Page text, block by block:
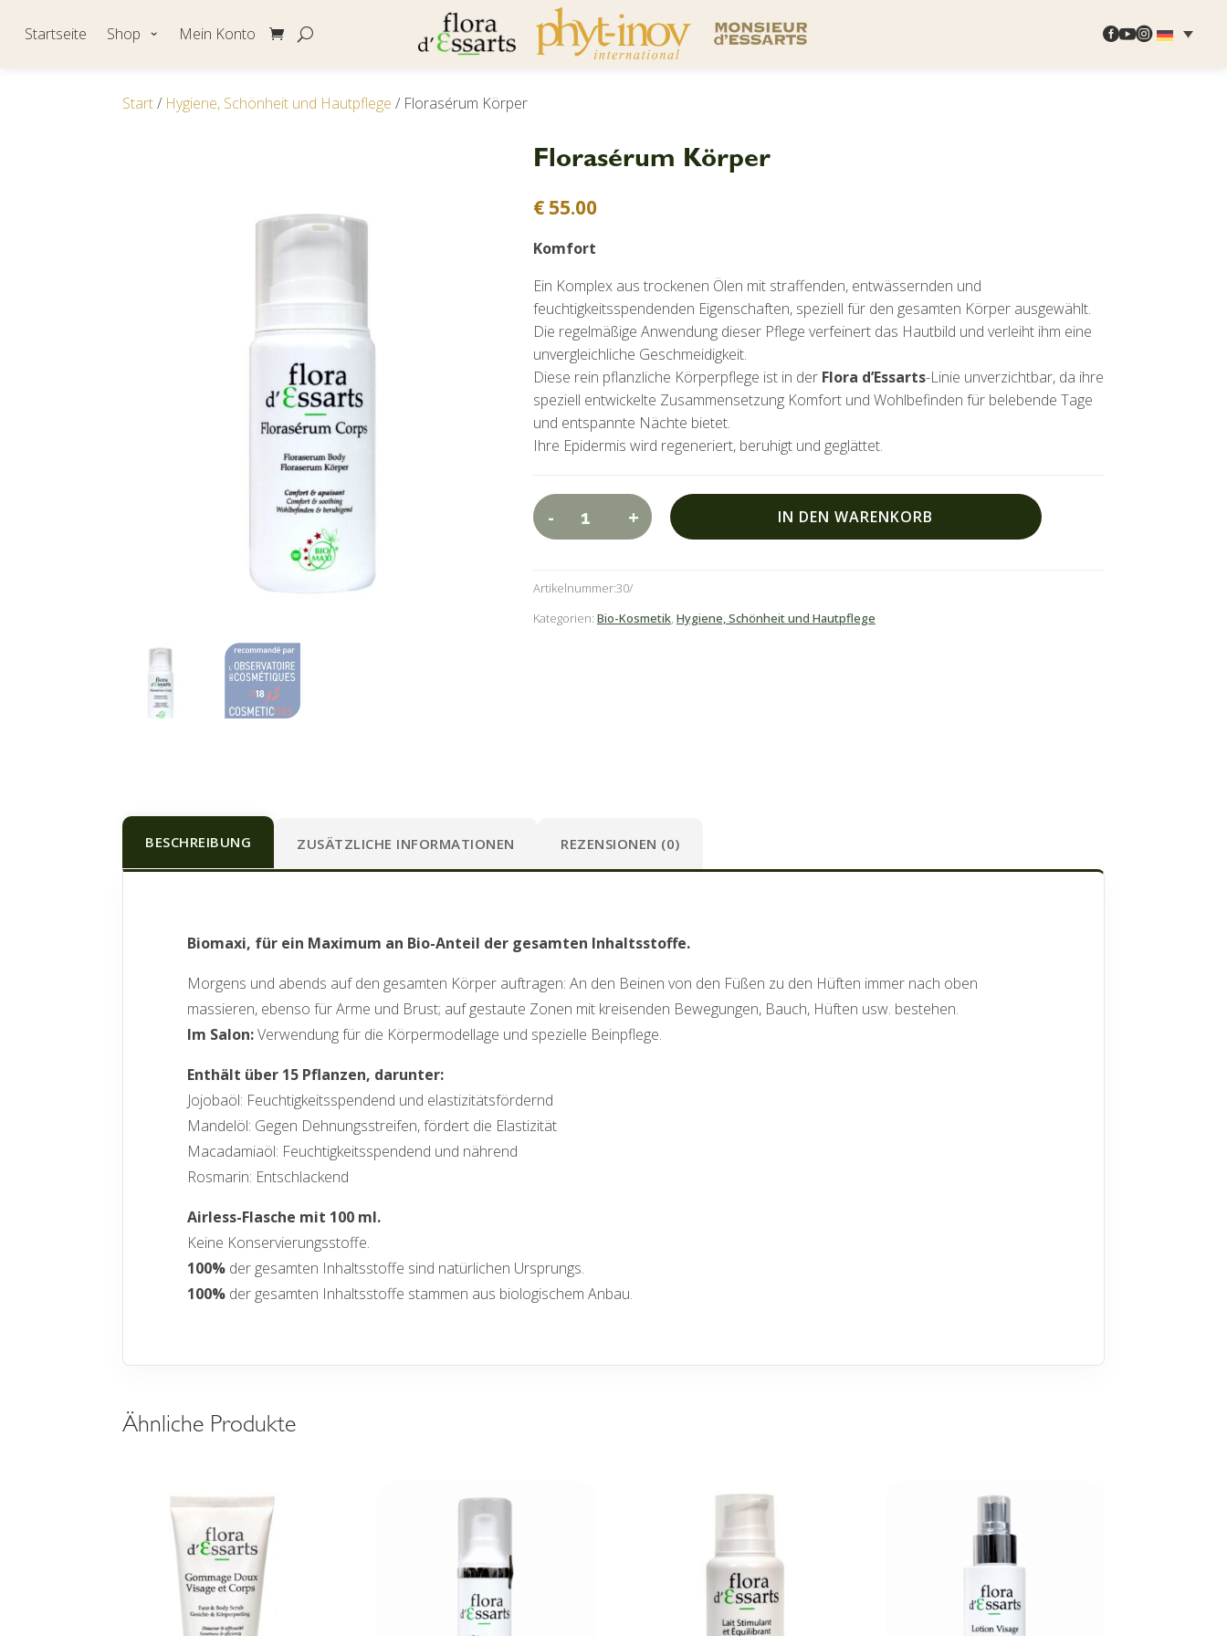
Startseite Shop Mein Konto 
Start/ Hygiene, Schönheit und Hautpflege / Florasérum Körper
Florasérum Körper
€55.00
Komfort
Ein Komplex aus trockenen Ölen mit straffenden, entwässernden und
feuchtigkeitsspendenden Eigenschaften, speziell für den gesamten Körper ausgewählt.
Die regelmäßige Anwendung dieser Pflege verfeinert das Hautbild und verleiht ihm eine
unvergleichliche Geschmeidigkeit.
Diese rein pflanzliche Körperpflege ist in der Flora d’Essarts-Linie unverzichtbar, da ihre
speziell entwickelte Zusammensetzung Komfort und Wohlbefinden für belebende Tage
und entspannte Nächte bietet.
Ihre Epidermis wird regeneriert, beruhigt und geglättet.
Florasérum
- + IN DEN WARENKORB
A
l
e
n
Artikelnummer:30
Kategorien: Bio-Kosmetik, Hygiene, Schönheit und Hautpflege
BESCHREIBUNG ZUSÄTZLICHE INFORMATIONEN REZENSIONEN (0)
Biomaxi, für ein Maximum an Bio-Anteil der gesamten Inhaltsstoffe.
Morgens und abends auf den gesamten Körper auftragen: An den Beinen von den Füßen zu den Hüften immer nach oben
massieren, ebenso für Arme und Brust; auf gestaute Zonen mit kreisenden Bewegungen, Bauch, Hüften usw. bestehen.
Im Salon:Verwendung für die Körpermodellage und spezielle Beinpflege.
Enthält über 15 Pflanzen, darunter:
Jojobaöl: Feuchtigkeitsspendend und elastizitätsfördernd
Mandelöl: Gegen Dehnungsstreifen, fördert die Elastizität
Macadamiaöl: Feuchtigkeitsspendend und nährend
Rosmarin: Entschlackend
Airless-Flasche mit 100 ml.
Keine Konservierungsstoffe.
100% der gesamten Inhaltsstoffe sind natürlichen Ursprungs.
100% der gesamten Inhaltsstoffe stammen aus biologischem Anbau.
Ähnliche Produkte